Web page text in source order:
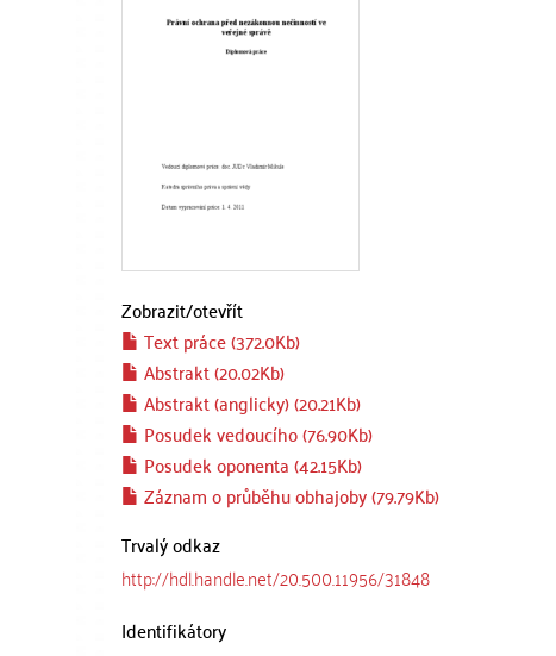
Zobrazit/otevřít
Text práce (372.0Kb)
Abstrakt (20.02Kb)
Abstrakt (anglicky) (20.21Kb)
Posudek vedoucího (76.90Kb)
Posudek oponenta (42.15Kb)
Záznam o průběhu obhajoby (79.79Kb)
Trvalý odkaz
http://hdl.handle.net/20.500.11956/31848
Identifikátory